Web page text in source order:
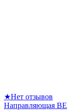
★Нет отзывов
Направляющая